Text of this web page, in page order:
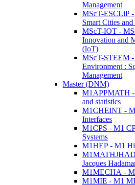
Management
MScT-ESCLiP
Smart Cities
MScT-IOT -
Innovation and
(IoT)
MScT-STEEM
Environment :
Management
Master (DNM)
M1APPMATH -
and statistics
M1CHEINT -
Interfaces
M1CPS - M1
Systems
M1HEP - M1
Jacques
M1MECHA -
M1MIE - M1